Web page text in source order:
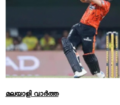
മലയാളി വാര്‍ത്ത